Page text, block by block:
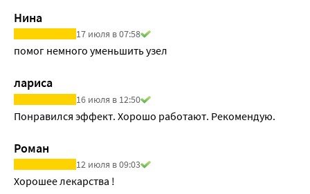
Нина
17 июля в 07:58
помог немного уменьшить узел
лариса
16 июля в 12:50
Понравился эффект. Хорошо работают. Рекомендую.
Роман
12 июля в 09:03
Хорошее лекарства !